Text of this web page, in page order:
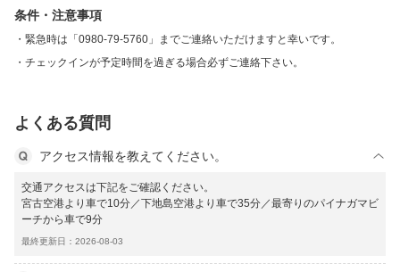
条件・注意事項
緊急時は「0980-79-5760」までご連絡いただけますと幸いです。
チェックインが予定時間を過ぎる場合必ずご連絡下さい。
よくある質問
アクセス情報を教えてください。
交通アクセスは下記をご確認ください。
宮古空港より車で10分／下地島空港より車で35分／最寄りのパイナガマビ
ーチから車で9分
最終更新日：2026-08-03